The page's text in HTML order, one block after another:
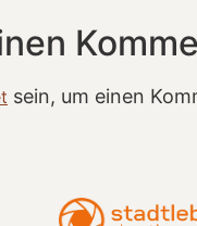
sein, um einen